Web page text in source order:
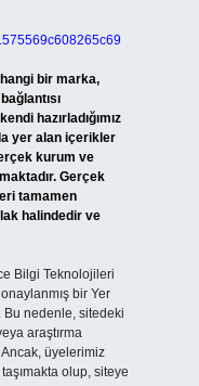
bir marka,
hazırladığımız
yer alan içerikler
kurum ve
Gerçek
tamamen
halindedir ve
Bilgi Teknolojileri
bir Yer
Bu nedenle, sitedeki
araştırma
üyelerimiz
olup, siteye